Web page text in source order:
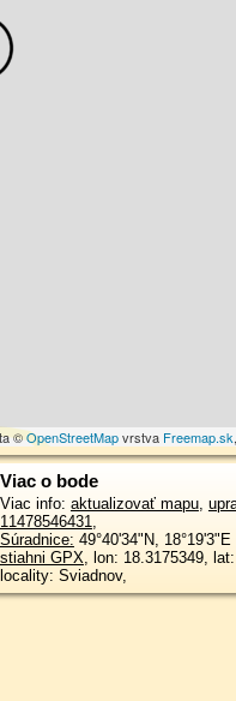
©OpenStreetMapvrstva Freemap.sk
Viac o bode
Viac info: aktualizovať mapu,
11478546431,
Súradnice: 49°40'34"N, 18°19'3"E
stiahni GPX, lon: 18.3175349,
locality: Sviadnov,